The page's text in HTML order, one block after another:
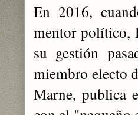
En 2016,
mentor político,
su gestión
miembro electo
Marne, publica